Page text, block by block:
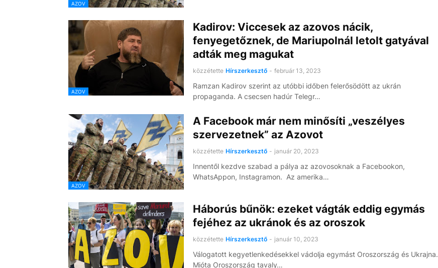
AZOV
AZOV
Kadirov: Viccesek az azovos nácik,
fenyegetőznek, de Mariupolnál letolt gatyával
adták meg magukat
közzétette Hírszerkesztő - február 13, 2023
Ramzan Kadirov szerint az utóbbi időben felerősödött az ukrán
propaganda. A csecsen hadúr Telegr…
AZOV
A Facebook már nem minősíti „veszélyes
szervezetnek” az Azovot
közzétette Hírszerkesztő - január 20, 2023
Innentől kezdve szabad a pálya az azovosoknak a Facebookon,
WhatsAppon, Instagramon. Az amerika…
Háborús bűnök: ezeket vágták eddig egymás
fejéhez az ukránok és az oroszok
közzétette Hírszerkesztő - január 10, 2023
Válogatott kegyetlenkedésekkel vádolja egymást Oroszország és Ukrajna.
Mióta Oroszország tavaly…